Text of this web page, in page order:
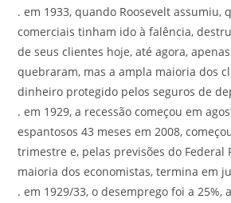
. em 1933, quando Roosevelt assumiu,
comerciais tinham ido à falência,
de seus clientes hoje, até agora,
quebraram, mas a ampla maioria dos
dinheiro protegido pelos seguros de
. em 1929, a recessão começou em
espantosos 43 meses em 2008,
trimestre e, pelas previsões do Federal
maioria dos economistas, termina em
. em 1929/33, o desemprego foi a 25%,